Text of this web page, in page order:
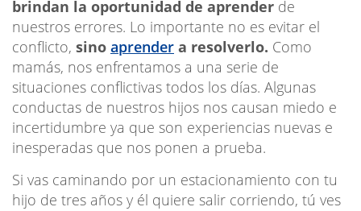
brindan la oportunidad de aprender de
nuestros errores. Lo importante no es evitar el
conflicto, sino aprender a resolverlo. Como
mamás, nos enfrentamos a una serie de
situaciones conflictivas todos los días. Algunas
conductas de nuestros hijos nos causan miedo e
incertidumbre ya que son experiencias nuevas e
inesperadas que nos ponen a prueba.
Si vas caminando por un estacionamiento con tu
hijo de tres años y él quiere salir corriendo, tú ves